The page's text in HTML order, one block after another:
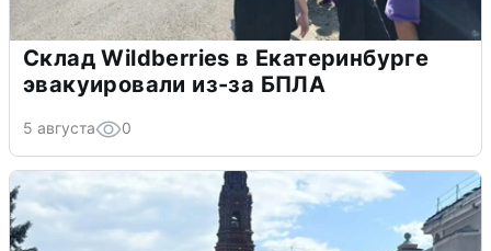
Склад Wildberries в Екатеринбурге
эвакуировали из-за БПЛА
5 августа 0